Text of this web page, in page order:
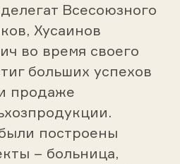
Всесоюзного
Хусаинов
во время своего
больших успехов
продаже
построены
– больница,